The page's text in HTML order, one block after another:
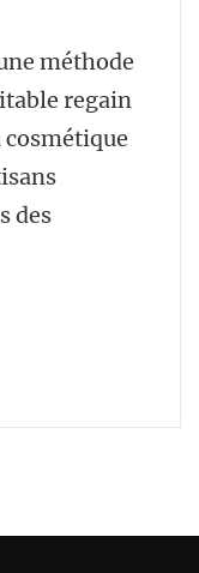
méthode
regain
cosmétique
des